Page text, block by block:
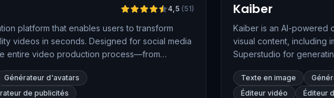
4,5 (51)
platform that enables users to transform
videos in seconds. Designed for social media
entire video production process—from
Générateur d'avatars
de publicités
Kaiber
Kaiber is an AI-powered
visual content, including
Superstudio for
Texte en image
Éditeur vidéo
Éditeur